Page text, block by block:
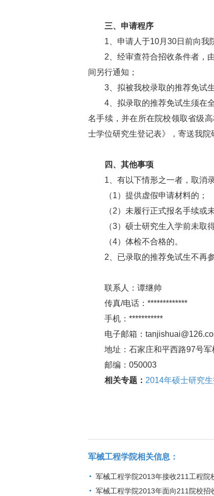
三、申请程序
1、申请人于10月30日前向我院
2、经审查符合招收条件者，由
间另行通知；
3、拟被我校录取的推荐免试生
4、拟录取的推荐免试生须在全
名手续，并在所在院校领取省级
士学位研究生登记表》，寄送我院
四、其他事项
1、有以下情形之一者，取消录
（1）提供虚假申请材料的；
（2）未履行正式报名手续或未
（3）硕士研究生入学前未取得
（4）体检不合格的。
2、已录取的推荐免试生不再参
联系人：谭继帅
传真/电话：*************
手机：***********
电子邮箱：
地址：石家庄和平西路97号军
邮编：050003
相关专题： 2014年硕士研究
军械工程学院相关信息：
军械工程学院2013年接收211工程院
军械工程学院2013年面向211院校招